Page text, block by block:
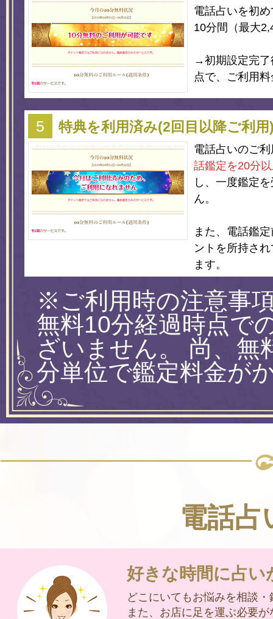
電話占いを初
10分間（最大
→初期設定完了
点で、ご利用
特典を利用済み(2回目以降ご利
電話占いのご
話鑑定を20分
し、一度鑑定
ん。
また、電話鑑
ントを所持さ
ます。
※ご利用時の注意事
無料10分経過時点で
ざいません。 尚、無
分単位で鑑定料金が
電話占
好きな時間に占い
どこにいてもお悩みを相談
また、お店に足を運ぶ必要